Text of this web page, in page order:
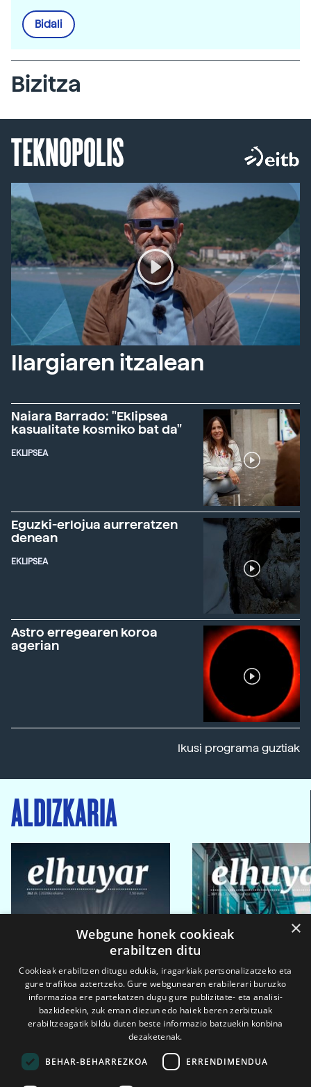
Bidali
Bizitza
TEKNOPOLIS
Ilargiaren itzalean
Naiara Barrado: "Eklipsea
kasualitate kosmiko bat da"
EKLIPSEA
Eguzki-erlojua aurreratzen
denean
EKLIPSEA
Astro erregearen koroa
agerian
Ikusi programa guztiak
ALDIZKARIA
×
Webgune honek cookieak
erabiltzen ditu
Cookieak erabiltzen ditugu edukia, iragarkiak pertsonalizatzeko eta
gure trafikoa aztertzeko. Gure webgunearen erabilerari buruzko
informazioa ere partekatzen dugu gure publizitate- eta analisi-
bazkideekin, zuk eman diezun edo haiek beren zerbitzuak
erabiltzeagatik bildu duten beste informazio batzuekin konbina
dezaketenak.
BEHAR-BEHARREZKOA ERRENDIMENDUA